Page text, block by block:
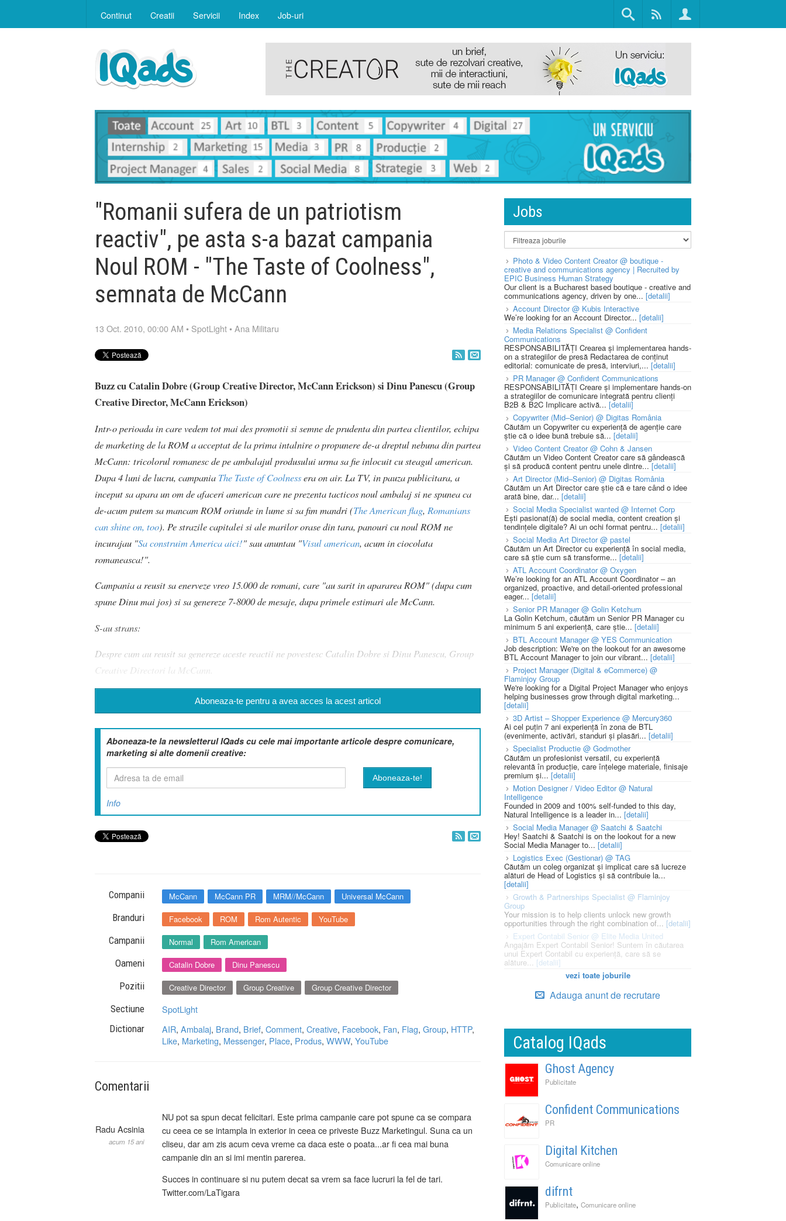
Continut Creatii Servicii Index Job-uri
"Romanii sufera de un patriotism
reactiv", pe asta s-a bazat campania
Noul ROM - "The Taste of Coolness",
semnata de McCann
13 Oct. 2010, 00:00 AM • SpotLight •Ana Militaru
Buzz cu Catalin Dobre (Group Creative Director, McCann Erickson) si Dinu Panescu (Group
Creative Director, McCann Erickson)
Intr-o perioada in care vedem tot mai des promotii si semne de prudenta din partea clientilor, echipa
de marketing de la ROM a acceptat de la prima intalnire o propunere de-a dreptul nebuna din partea
McCann: tricolorul romanesc de pe ambalajul produsului urma sa fie inlocuit cu steagul american.
Dupa 4 luni de lucru, campania The Taste of Coolnessera on air. La TV, in pauza publicitara, a
inceput sa apara un om de afaceri american care ne prezenta tacticos noul ambalaj si ne spunea ca
de-acum putem sa mancam ROM oriunde in lume si sa fim mandri (The American flag, Romanians
can shine on, too). Pe strazile capitalei si ale marilor orase din tara, panouri cu noul ROM ne
incurajau "Sa construim America aici!" sau anuntau "Visul american, acum in ciocolata
romaneasca!".
Campania a reusit sa enerveze vreo 15.000 de romani, care "au sarit in apararea ROM" (dupa cum
spune Dinu mai jos) si sa genereze 7-8000 de mesaje, dupa primele estimari ale McCann.
S-au strans:
Despre cum au reusit sa genereze aceste reactii ne povestesc Catalin Dobre si Dinu Panescu, Group
Creative Directori la McCann.
Aboneaza-te pentru a avea acces la acest articol
Aboneaza-te la newsletterul IQads cu cele mai importante articole despre comunicare,
marketing si alte domenii creative:
Info
Companii McCann McCann PR MRM//McCann Universal McCann
Branduri Facebook ROM Rom Autentic YouTube
Campanii Normal Rom American
Oameni Catalin Dobre Dinu Panescu
Pozitii Creative Director Group Creative Group Creative Director
Sectiune SpotLight
Dictionar AIR, Ambalaj, Brand, Brief, Comment, Creative, Facebook, Fan, Flag, Group, HTTP,
Like, Marketing, Messenger, Place, Produs, WWW, YouTube
Comentarii
Radu Acsinia
acum 15 ani
NU pot sa spun decat felicitari. Este prima campanie care pot spune ca se compara
cu ceea ce se intampla in exterior in ceea ce priveste Buzz Marketingul. Suna ca un
cliseu, dar am zis acum ceva vreme ca daca este o poata...ar fi cea mai buna
campanie din an si imi mentin parerea.
Succes in continuare si nu putem decat sa vrem sa face lucruri la fel de tari.
Twitter.com/LaTigara
Jobs
Photo & Video Content Creator @ boutique -
creative and communications agency | Recruited by
EPIC Business Human Strategy
Our client is a Bucharest based boutique - creative and
communications agency, driven by one... [detalii]
Account Director @ Kubis Interactive
We’re looking for an Account Director... [detalii]
Media Relations Specialist @ Confident
Communications
RESPONSABILITĂȚI Crearea și implementarea hands-
on a strategiilor de presă Redactarea de conținut
editorial: comunicate de presă, interviuri,... [detalii]
PR Manager @ Confident Communications
RESPONSABILITĂȚI Creare și implementare hands-on
a strategiilor de comunicare integrată pentru clienți
B2B & B2C Implicare activă... [detalii]
Copywriter (Mid–Senior) @ Digitas România
Căutăm un Copywriter cu experiență de agenție care
știe că o idee bună trebuie să... [detalii]
Video Content Creator @ Cohn & Jansen
Căutăm un Video Content Creator care să gândească
și să producă content pentru unele dintre...[detalii]
Art Director (Mid–Senior) @ Digitas România
Căutăm un Art Director care știe că e tare când o idee
arată bine, dar... [detalii]
Social Media Specialist wanted @ Internet Corp
Ești pasionat(ă) de social media, content creation și
tendințele digitale? Ai un ochi format pentru... [detalii]
Social Media Art Director @ pastel
Căutăm un Art Director cu experiență în social media,
care să știe cum să transforme... [detalii]
ATL Account Coordinator @ Oxygen
We’re looking for an ATL Account Coordinator – an
organized, proactive, and detail-oriented professional
eager... [detalii]
Senior PR Manager @ Golin Ketchum
La Golin Ketchum, căutăm un Senior PR Manager cu
minimum 5 ani experiență, care știe... [detalii]
BTL Account Manager @ YES Communication
Job description: We're on the lookout for an awesome
BTL Account Manager to join our vibrant... [detalii]
Project Manager (Digital & eCommerce) @
Flaminjoy Group
We're looking for a Digital Project Manager who enjoys
helping businesses grow through digital marketing...
[detalii]
3D Artist – Shopper Experience @ Mercury360
Ai cel puțin 7 ani experiență în zona de BTL
(evenimente, activări, standuri și plasări... [detalii]
Specialist Productie @ Godmother
Căutăm un profesionist versatil, cu experiență
relevantă în producție, care înțelege materiale, finisaje
premium și... [detalii]
Motion Designer / Video Editor @ Natural
Intelligence
Founded in 2009 and 100% self-funded to this day,
Natural Intelligence is a leader in... [detalii]
Social Media Manager @ Saatchi & Saatchi
Hey! Saatchi & Saatchi is on the lookout for a new
Social Media Manager to... [detalii]
Logistics Exec (Gestionar) @ TAG
Căutăm un coleg organizat și implicat care să lucreze
alături de Head of Logistics și să contribuie la...
[detalii]
Growth & Partnerships Specialist @ Flaminjoy
Group
Your mission is to help clients unlock new growth
opportunities through the right combination of... [detalii]
Expert Contabil Senior @ Elite Media United
Angajăm Expert Contabil Senior! Suntem în căutarea
unui Expert Contabil cu experiență, care să se
alăture... [detalii]
vezi toate joburile
Adauga anunt de recrutare
Catalog IQads
Ghost Agency
Publicitate
Confident Communications
PR
Digital Kitchen
Comunicare online
difrnt
Publicitate, Comunicare online